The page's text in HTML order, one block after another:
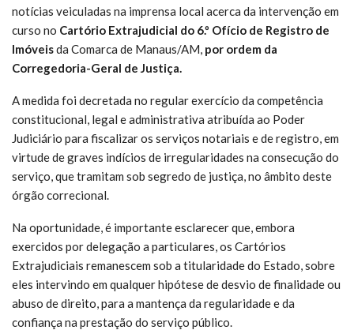
notícias veiculadas na imprensa local acerca da intervenção em
curso no Cartório Extrajudicial do 6.º Ofício de Registro de
Imóveisda Comarca de Manaus/AM, por ordem da
Corregedoria-Geral de Justiça.
A medida foi decretada no regular exercício da competência
constitucional, legal e administrativa atribuída ao Poder
Judiciário para fiscalizar os serviços notariais e de registro, em
virtude de graves indícios de irregularidades na consecução do
serviço, que tramitam sob segredo de justiça, no âmbito deste
órgão correcional.
Na oportunidade, é importante esclarecer que, embora
exercidos por delegação a particulares, os Cartórios
Extrajudiciais remanescem sob a titularidade do Estado, sobre
eles intervindo em qualquer hipótese de desvio de finalidade ou
abuso de direito, para a mantença da regularidade e da
confiança na prestação do serviço público.